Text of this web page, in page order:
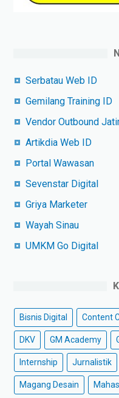
Serbatau Web ID
Gemilang Training ID
Vendor Outbound
Artikdia Web ID
Portal Wawasan
Sevenstar Digital
Griya Marketer
Wayah Sinau
UMKM Go Digital
Bisnis Digital Content
DKV GM Academy
Internship Jurnalistik
Magang Desain